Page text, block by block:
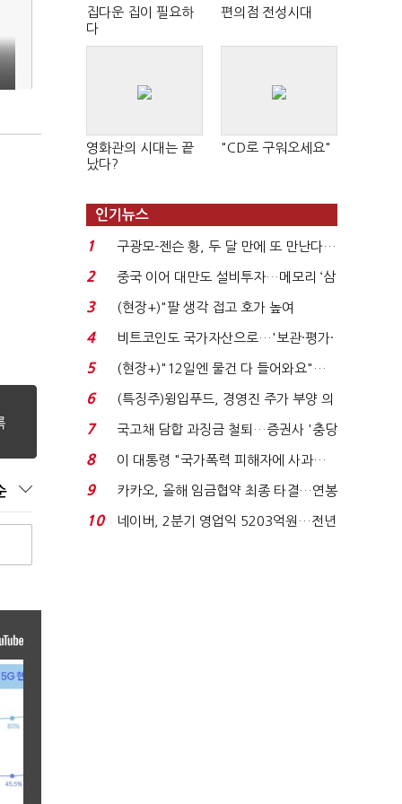
집다운 집이 필요하
다
편의점 전성시대
영화관의 시대는 끝
났다?
"CD로 구워오세요"
인기뉴스
1
구광모-젠슨 황, 두 달 만에 또 만난다…
로봇·AI 등 논...
2
중국 이어 대만도 설비투자…메모리 ‘삼
국전쟁’
3
(현장+)"팔 생각 접고 호가 높여
요"…'덜 똘똘한 한 채' 20...
4
비트코인도 국가자산으로…'보관·평가·
처분' 기준은 ...
5
(현장+)"12일엔 물건 다 들어와요"…
빈 매대 채우며 문 연 ...
6
(특징주)윙입푸드, 경영진 주가 부양 의
지에 상한가...
7
국고채 담합 과징금 철퇴…증권사 '충당
금 폭탄' 우려...
8
이 대통령 "국가폭력 피해자에 사과…
적극적 조사로 진...
9
카카오, 올해 임금협약 최종 타결…연봉
6.3% 인상·격려...
10
네이버, 2분기 영업익 5203억원…전년